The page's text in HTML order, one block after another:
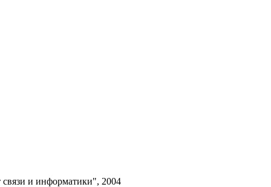
связи и информатики", 2004